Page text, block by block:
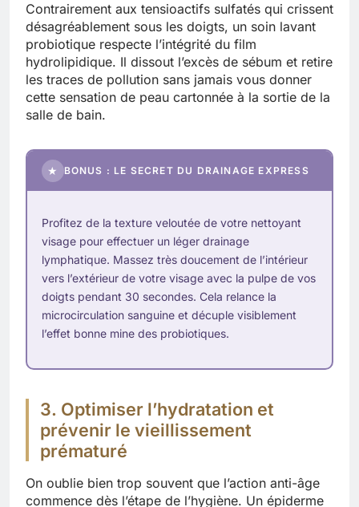
Contrairement aux tensioactifs sulfatés qui crissent
désagréablement sous les doigts, un soin lavant
probiotique respecte l’intégrité du film
hydrolipidique. Il dissout l’excès de sébum et retire
les traces de pollution sans jamais vous donner
cette sensation de peau cartonnée à la sortie de la
salle de bain.
★ BONUS : LE SECRET DU DRAINAGE EXPRESS
Profitez de la texture veloutée de votre nettoyant
visage pour effectuer un léger drainage
lymphatique. Massez très doucement de l’intérieur
vers l’extérieur de votre visage avec la pulpe de vos
doigts pendant 30 secondes. Cela relance la
microcirculation sanguine et décuple visiblement
l’effet bonne mine des probiotiques.
3. Optimiser l’hydratation et
prévenir le vieillissement
prématuré
On oublie bien trop souvent que l’action anti-âge
commence dès l’étape de l’hygiène. Un épiderme